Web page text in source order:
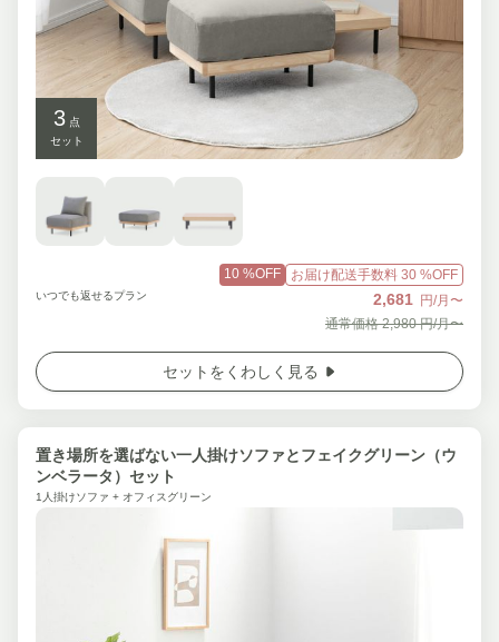
3点
セット
10 %OFF お届け配送手数料 30 %OFF
いつでも返せるプラン 2,681
円/月〜
通常価格 2,980 円/月〜
セットをくわしく見る
置き場所を選ばない一人掛けソファとフェイクグリーン（ウ
ンベラータ）セット
1人掛けソファ + オフィスグリーン